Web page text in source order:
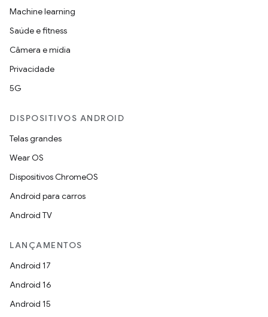
Machine learning
Saúde e fitness
Câmera e mídia
Privacidade
5G
DISPOSITIVOS ANDROID
Telas grandes
Wear OS
Dispositivos ChromeOS
Android para carros
Android TV
LANÇAMENTOS
Android 17
Android 16
Android 15